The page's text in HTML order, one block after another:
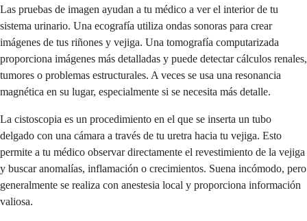
Las pruebas de imagen ayudan a tu médico a ver el interior de tu
sistema urinario. Una ecografía utiliza ondas sonoras para crear
imágenes de tus riñones y vejiga. Una tomografía computarizada
proporciona imágenes más detalladas y puede detectar cálculos renales,
tumores o problemas estructurales. A veces se usa una resonancia
magnética en su lugar, especialmente si se necesita más detalle.
La cistoscopia es un procedimiento en el que se inserta un tubo
delgado con una cámara a través de tu uretra hacia tu vejiga. Esto
permite a tu médico observar directamente el revestimiento de la vejiga
y buscar anomalías, inflamación o crecimientos. Suena incómodo, pero
generalmente se realiza con anestesia local y proporciona información
valiosa.